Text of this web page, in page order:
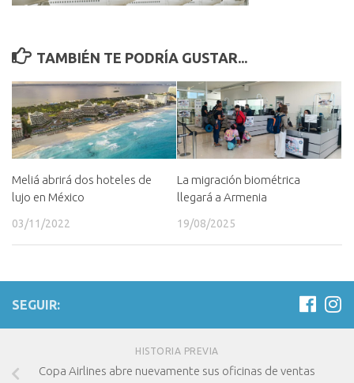
TAMBIÉN TE PODRÍA GUSTAR...
Meliá abrirá dos hoteles de
lujo en México
03/11/2022
La migración biométrica
llegará a Armenia
19/08/2025
SEGUIR:
HISTORIA PREVIA
Copa Airlines abre nuevamente sus oficinas de ventas